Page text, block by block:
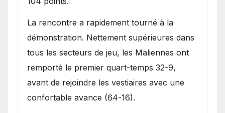
La rencontre a rapidement tourné à la
démonstration. Nettement supérieures dans
tous les secteurs de jeu, les Maliennes ont
remporté le premier quart-temps 32-9,
avant de rejoindre les vestiaires avec une
confortable avance (64-16).